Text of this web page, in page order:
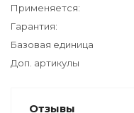
Применяется:
Гарантия:
Базовая единица
Доп. артикулы
Отзывы